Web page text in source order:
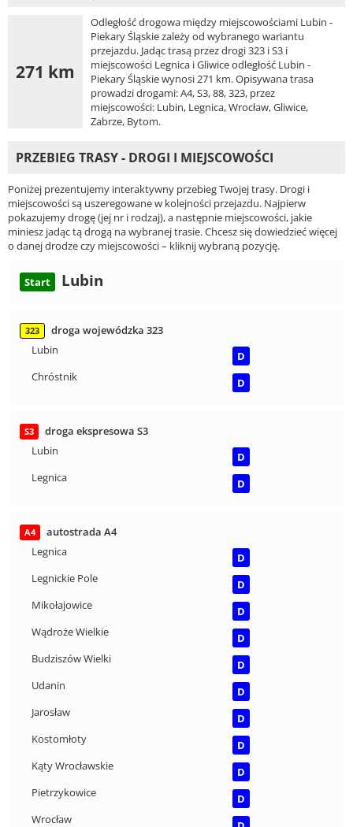
271 km
Odległość drogowa między miejscowościami Lubin -
Piekary Śląskie zależy od wybranego wariantu
przejazdu. Jadąc trasą przez drogi 323 i S3 i
miejscowości Legnica i Gliwice odległość Lubin -
Piekary Śląskie wynosi 271 km. Opisywana trasa
prowadzi drogami: A4, S3, 88, 323, przez
miejscowości: Lubin, Legnica, Wrocław, Gliwice,
Zabrze, Bytom.
PRZEBIEG TRASY - DROGI I MIEJSCOWOŚCI
Poniżej prezentujemy interaktywny przebieg Twojej trasy. Drogi i
miejscowości są uszeregowane w kolejności przejazdu. Najpierw
pokazujemy drogę (jej nr i rodzaj), a następnie miejscowości, jakie
miniesz jadąc tą drogą na wybranej trasie. Chcesz się dowiedzieć więcej
o danej drodze czy miejscowości – kliknij wybraną pozycję.
Start Lubin
323
droga wojewódzka 323
Lubin
D
Chróstnik
D
S3
droga ekspresowa S3
Lubin
D
Legnica
D
A4
autostrada A4
Legnica
D
Legnickie Pole
D
Mikołajowice
D
Wądroże Wielkie
D
Budziszów Wielki
D
Udanin
D
Jarosław
D
Kostomłoty
D
Kąty Wrocławskie
D
Pietrzykowice
D
Wrocław